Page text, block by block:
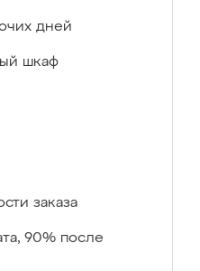
дней
шкаф
заказа
90% после